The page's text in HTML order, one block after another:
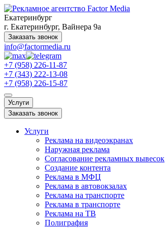
Екатеринбург
г. Екатеринбург, Вайнера 9а
Заказать звонок
info@factormedia.ru
+7 (958) 226-11-87
+7 (343) 222-13-08
+7 (958) 226-15-87
Услуги
Заказать звонок
Услуги
Реклама на видеоэкранах
Наружная реклама
Согласование рекламных вывесок
Создание контента
Реклама в МФЦ
Реклама в автовокзалах
Реклама на транспорте
Реклама в транспорте
Реклама на ТВ
Полиграфия